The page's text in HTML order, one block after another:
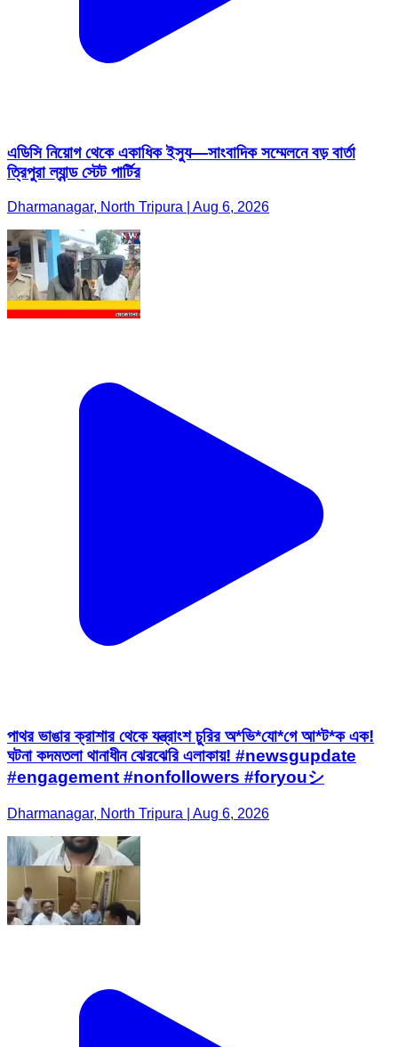
এডিসি নিয়োগ থেকে একাধিক ইস্যু—সাংবাদিক সম্মেলনে বড় বার্তা
ত্রিপুরা ল্যান্ড স্টেট পার্টির
Dharmanagar, North Tripura | Aug 6, 2026
পাথর ভাঙার ক্রাশার থেকে যন্ত্রাংশ চুরির অ*ভি*যো*গে আ*ট*ক এক!
ঘটনা কদমতলা থানাধীন ঝেরঝেরি এলাকায়! #newsgupdate
#engagement #nonfollowers #foryouシ
Dharmanagar, North Tripura | Aug 6, 2026